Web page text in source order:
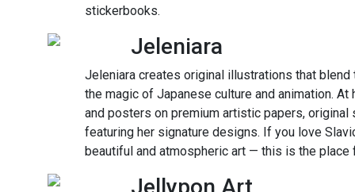
stickerbooks.
Jeleniara
Jeleniara creates original illustrations that
the magic of Japanese culture and animation. At
and posters on premium artistic papers,
featuring her signature designs. If you love
beautiful and atmospheric art — this is the place